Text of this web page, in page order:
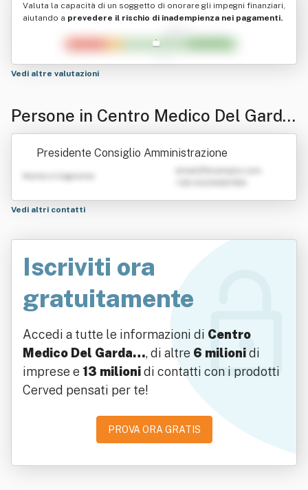
Valuta la capacità di un soggetto di onorare gli impegni finanziari,
aiutando a prevedere il rischio di inadempienza nei pagamenti.
Vedi altre valutazioni
Persone in Centro Medico Del Garda
Srl
Presidente Consiglio Amministrazione
Nome e Cognome
Vedi altri contatti
Iscriviti ora
gratuitamente
Accedi a tutte le informazioni di Centro
Medico Del Garda…, di altre 6 milionidi
imprese e 13 milionidi contatti con i prodotti
Cerved pensati per te!
PROVA ORA GRATIS